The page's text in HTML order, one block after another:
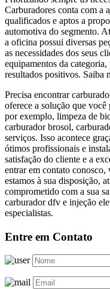
Carburadores conta com a
qualificados e aptos a
automotiva do segmento.
a oficina possui diversas
as necessidades dos seus
equipamentos da
resultados positivos. Saiba
Precisa encontrar
oferece a solução que você
por exemplo, limpeza de
carburador brosol,
serviços. Isso acontece
ótimos profissionais e
satisfação do cliente e a
entrar em contato conosco,
estamos à sua disposição,
comprometido com a sua
carburador dfv e injeção
especialistas.
Entre em Contato